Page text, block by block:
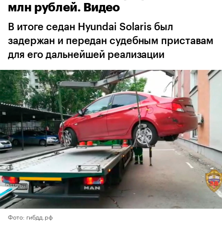
млн рублей. Видео
В итоге седан Hyundai Solaris был
задержан и передан судебным приставам
для его дальнейшей реализации
Фото: гибдд.рф